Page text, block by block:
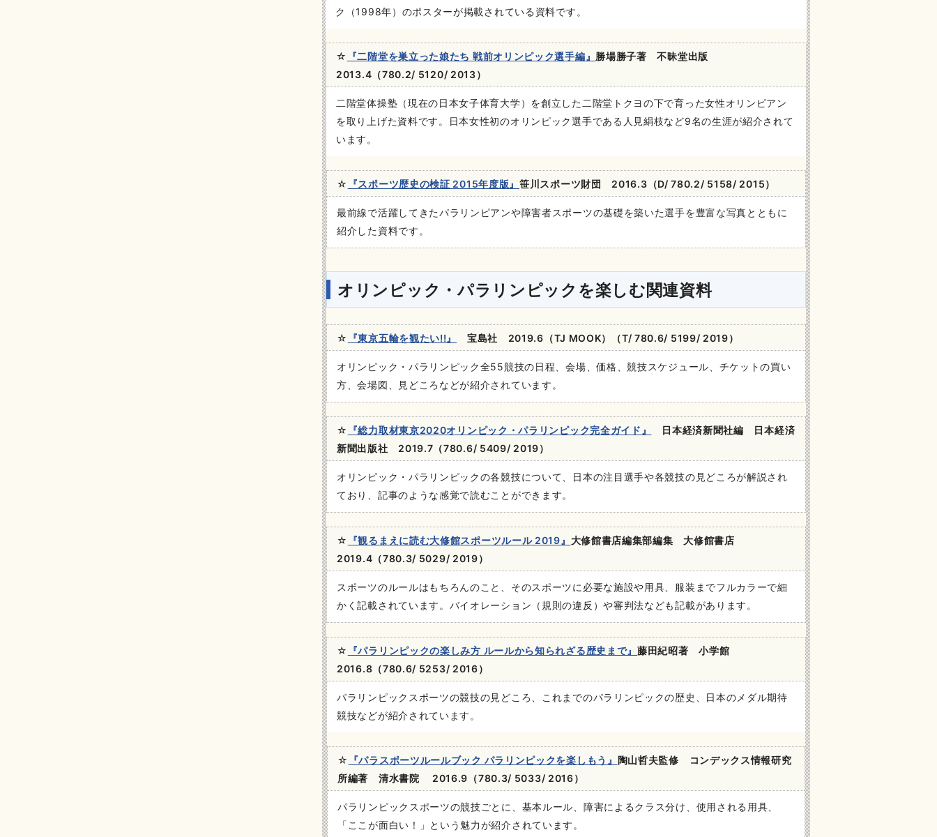
ク（1998年）のポスターが掲載されている資料です。
☆ 『二階堂を巣立った娘たち 戦前オリンピック選手編』 勝場勝子著 不昧堂出版
2013.4（780.2/ 5120/ 2013）
二階堂体操塾（現在の日本女子体育大学）を創立した二階堂トクヨの下で育った女性オリンピアン
を取り上げた資料です。日本女性初のオリンピック選手である人見絹枝など9名の生涯が紹介されて
います。
☆ 『スポーツ歴史の検証 2015年度版』笹川スポーツ財団 2016.3（D/ 780.2/ 5158/ 2015）
最前線で活躍してきたパラリンピアンや障害者スポーツの基礎を築いた選手を豊富な写真とともに
紹介した資料です。
オリンピック・パラリンピックを楽しむ関連資料
☆ 『東京五輪を観たい!!』 宝島社 2019.6（TJ MOOK）（T/ 780.6/ 5199/ 2019）
オリンピック・パラリンピック全55競技の日程、会場、価格、競技スケジュール、チケットの買い
方、会場図、見どころなどが紹介されています。
☆ 『総力取材東京2020オリンピック・パラリンピック完全ガイド』
日本経済新聞社編 日本経済
新聞出版社 2019.7（780.6/ 5409/ 2019）
オリンピック・パラリンピックの各競技について、日本の注目選手や各競技の見どころが解説され
ており、記事のような感覚で読むことができます。
☆ 『観るまえに読む大修館スポーツルール 2019』 大修館書店編集部編集 大修館書店
2019.4（780.3/ 5029/ 2019）
スポーツのルールはもちろんのこと、そのスポーツに必要な施設や用具、服装までフルカラーで細
かく記載されています。バイオレーション（規則の違反）や審判法なども記載があります。
☆ 『パラリンピックの楽しみ方 ルールから知られざる歴史まで』藤田紀昭著 小学館
2016.8（780.6/ 5253/ 2016）
パラリンピックスポーツの競技の見どころ、これまでのパラリンピックの歴史、日本のメダル期待
競技などが紹介されています。
☆ 『パラスポーツルールブック パラリンピックを楽しもう』 陶山哲夫監修 コンデックス情報研究
所編著 清水書院 2016.9（780.3/ 5033/ 2016）
パラリンピックスポーツの競技ごとに、基本ルール、障害によるクラス分け、使用される用具、
「ここが面白い！」という魅力が紹介されています。